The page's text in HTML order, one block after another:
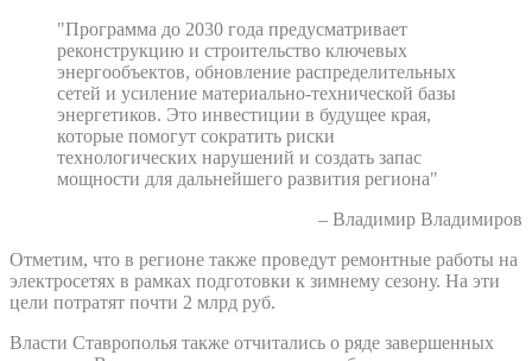
"Программа до 2030 года предусматривает
реконструкцию и строительство ключевых
энергообъектов, обновление распределительных
сетей и усиление материально-технической базы
энергетиков. Это инвестиции в будущее края,
которые помогут сократить риски
технологических нарушений и создать запас
мощности для дальнейшего развития региона"
– Владимир Владимиров
Отметим, что в регионе также проведут ремонтные работы на
электросетях в рамках подготовки к зимнему сезону. На эти
цели потратят почти 2 млрд руб.
Власти Ставрополья также отчитались о ряде завершенных